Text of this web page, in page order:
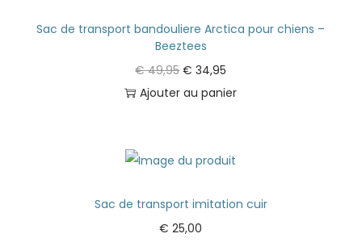
Sac de transport bandouliere Arctica pour chiens –
Beeztees
€49,95 € 34,95
Ajouter au panier
Sac de transport imitation cuir
€ 25,00